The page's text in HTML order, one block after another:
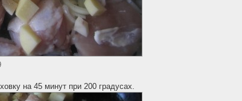
на 45 минут при 200 градусах.